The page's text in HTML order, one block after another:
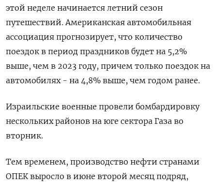
этой неделе начинается летний сезон
путешествий. Американская автомобильная
ассоциация прогнозирует, что количество
поездок в период праздников будет на 5,2%
выше, чем в 2023 году, причем только поездок на
автомобилях - на 4,8% выше, чем годом ранее.
Израильские военные провели бомбардировку
нескольких районов на юге сектора Газа во
вторник.
Тем временем, производство нефти странами
ОПЕК выросло в июне второй месяц подряд,